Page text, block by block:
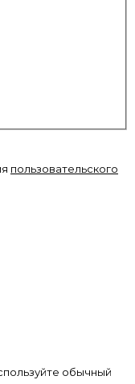
пользовательского
обычный